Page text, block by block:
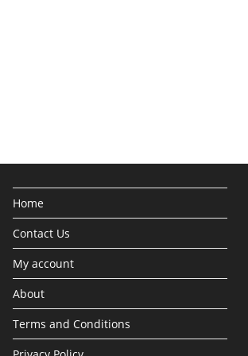
Home
Contact Us
My account
About
Terms and Conditions